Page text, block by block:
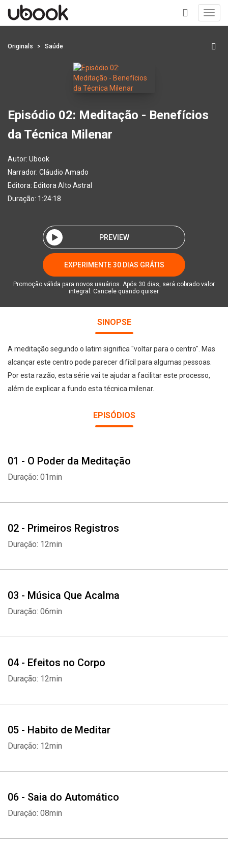
+
Originals Saúde
Episódio 02: Meditação - Benefícios
da Técnica Milenar
Autor: Ubook
Narrador: Cláudio Amado
Editora: Editora Alto Astral
Duração: 1:24:18
PREVIEW
EXPERIMENTE 30 DIAS GRÁTIS
Promoção válida para novos usuários. Após 30 dias, será cobrado valor
integral. Cancele quando quiser.
SINOPSE
A meditação segundo o latim significa "voltar para o centro". Mas
alcançar este centro pode parecer difícil para algumas pessoas.
Por esta razão, esta série vai te ajudar a facilitar este processo,
além de explicar a fundo esta técnica milenar.
EPISÓDIOS
01 - O Poder da Meditação
Duração: 01min
02 - Primeiros Registros
Duração: 12min
03 - Música Que Acalma
Duração: 06min
04 - Efeitos no Corpo
Duração: 12min
05 - Habito de Meditar
Duração: 12min
06 - Saia do Automático
Duração: 08min